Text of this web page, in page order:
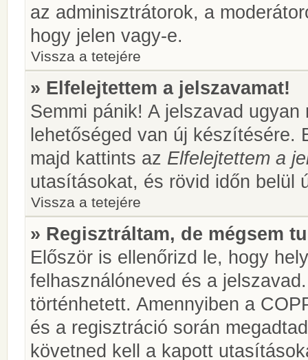
az adminisztrátorok, a
hogy jelen vagy-e.
Vissza a tetejére
» Elfelejtettem a jelszavamat!
Semmi pánik! A jelszavad
lehetőséged van új készítésére.
majd kattints az Elfelejtettem a
utasításokat, és rövid időn belül
Vissza a tetejére
» Regisztráltam, de mégsem
Először is ellenőrizd le, hogy
felhasználóneved és a
történhetett. Amennyiben a
és a regisztráció során
követned kell a kapott